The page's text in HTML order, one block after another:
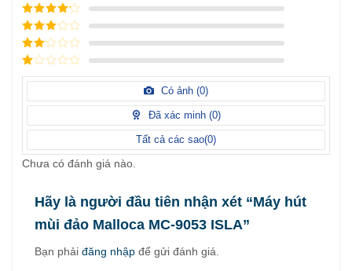
5/ 5 điểm
4/ 5
điểm
3/ 5
điểm
2/
điểm
1
điểm
Có ảnh (0)
Đã xác minh (0)
Tất cả các sao(0)
Chưa có đánh giá nào.
Hãy là người đầu tiên nhận xét “Máy hút
mùi đảo Malloca MC-9053 ISLA”
Bạn phải đăng nhập để gửi đánh giá.